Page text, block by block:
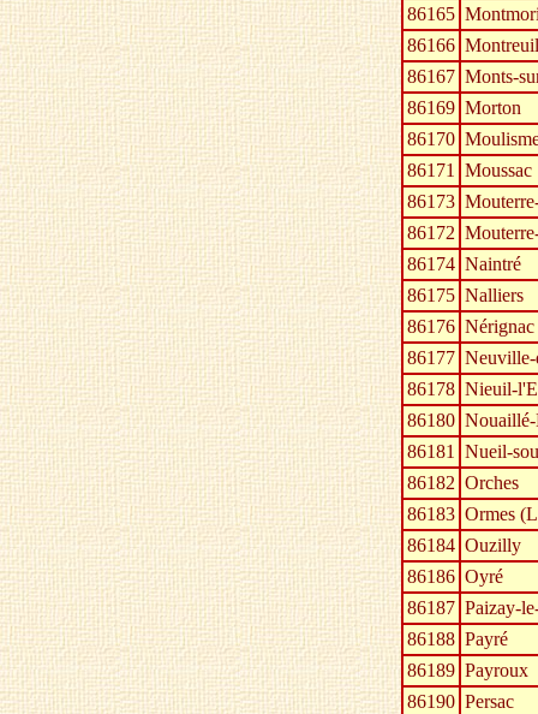
86165
86166
86167 Monts-
86169 Morton
86170
86171 Moussac
86173
86172
86174 Naintré
86175 Nalliers
86176 Nérignac
86177 Neuville-
86178 Nieuil-
86180
86181 Nueil-
86182 Orches
86183 Ormes
86184 Ouzilly
86186 Oyré
86187 Paizay-
86188 Payré
86189 Payroux
86190 Persac